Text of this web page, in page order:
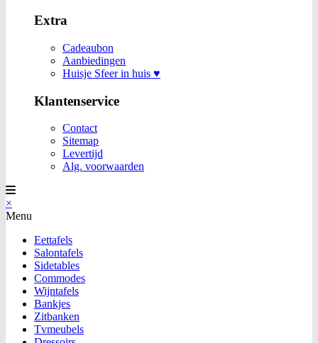
Extra
Cadeaubon
Aanbiedingen
Huisje Sfeer in huis ♥
Klantenservice
Contact
Sitemap
Levertijd
Alg. voorwaarden
×
Menu
Eettafels
Salontafels
Sidetables
Commodes
Wijntafels
Bankjes
Zitbanken
Tvmeubels